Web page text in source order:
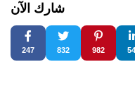
شارك الآن
247 832 982